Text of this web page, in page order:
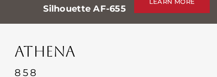
Stores
События
Silhouette AF-655
ATHENA
858